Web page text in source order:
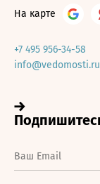
На карте
+7 495 956-34-58
info@vedomosti.ru